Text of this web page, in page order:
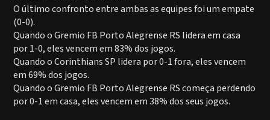
O último confronto entre ambas as equipes foi um empate
(0-0).
Quando o Gremio FB Porto Alegrense RS lidera em casa
por 1-0, eles vencem em 83% dos jogos.
Quando o Corinthians SP lidera por 0-1 fora, eles vencem
em 69% dos jogos.
Quando o Gremio FB Porto Alegrense RS começa perdendo
por 0-1 em casa, eles vencem em 38% dos seus jogos.